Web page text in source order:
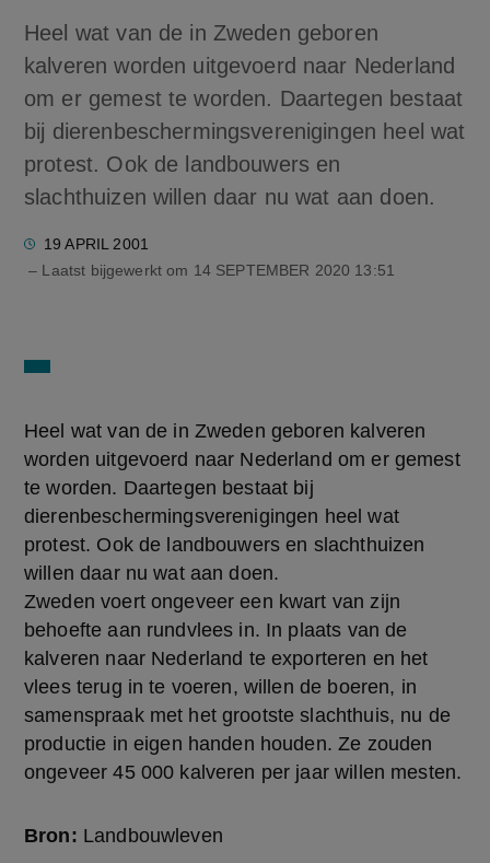
Heel wat van de in Zweden geboren
kalveren worden uitgevoerd naar Nederland
om er gemest te worden. Daartegen bestaat
bij dierenbeschermingsverenigingen heel wat
protest. Ook de landbouwers en
slachthuizen willen daar nu wat aan doen.
19 APRIL 2001
– Laatst bijgewerkt om 14 SEPTEMBER 2020 13:51
Heel wat van de in Zweden geboren kalveren
worden uitgevoerd naar Nederland om er gemest
te worden. Daartegen bestaat bij
dierenbeschermingsverenigingen heel wat
protest. Ook de landbouwers en slachthuizen
willen daar nu wat aan doen.
Zweden voert ongeveer een kwart van zijn
behoefte aan rundvlees in. In plaats van de
kalveren naar Nederland te exporteren en het
vlees terug in te voeren, willen de boeren, in
samenspraak met het grootste slachthuis, nu de
productie in eigen handen houden. Ze zouden
ongeveer 45 000 kalveren per jaar willen mesten.
Bron: Landbouwleven